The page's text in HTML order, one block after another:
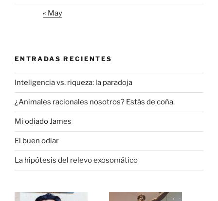
« May
ENTRADAS RECIENTES
Inteligencia vs. riqueza: la paradoja
¿Animales racionales nosotros? Estás de coña.
Mi odiado James
El buen odiar
La hipótesis del relevo exosomático